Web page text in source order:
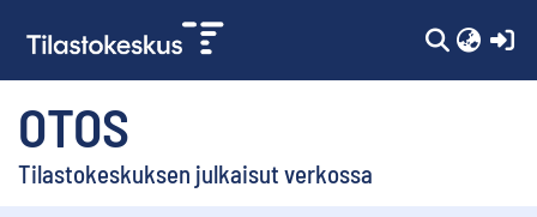
OTOS
Tilastokeskuksen julkaisut verkossa